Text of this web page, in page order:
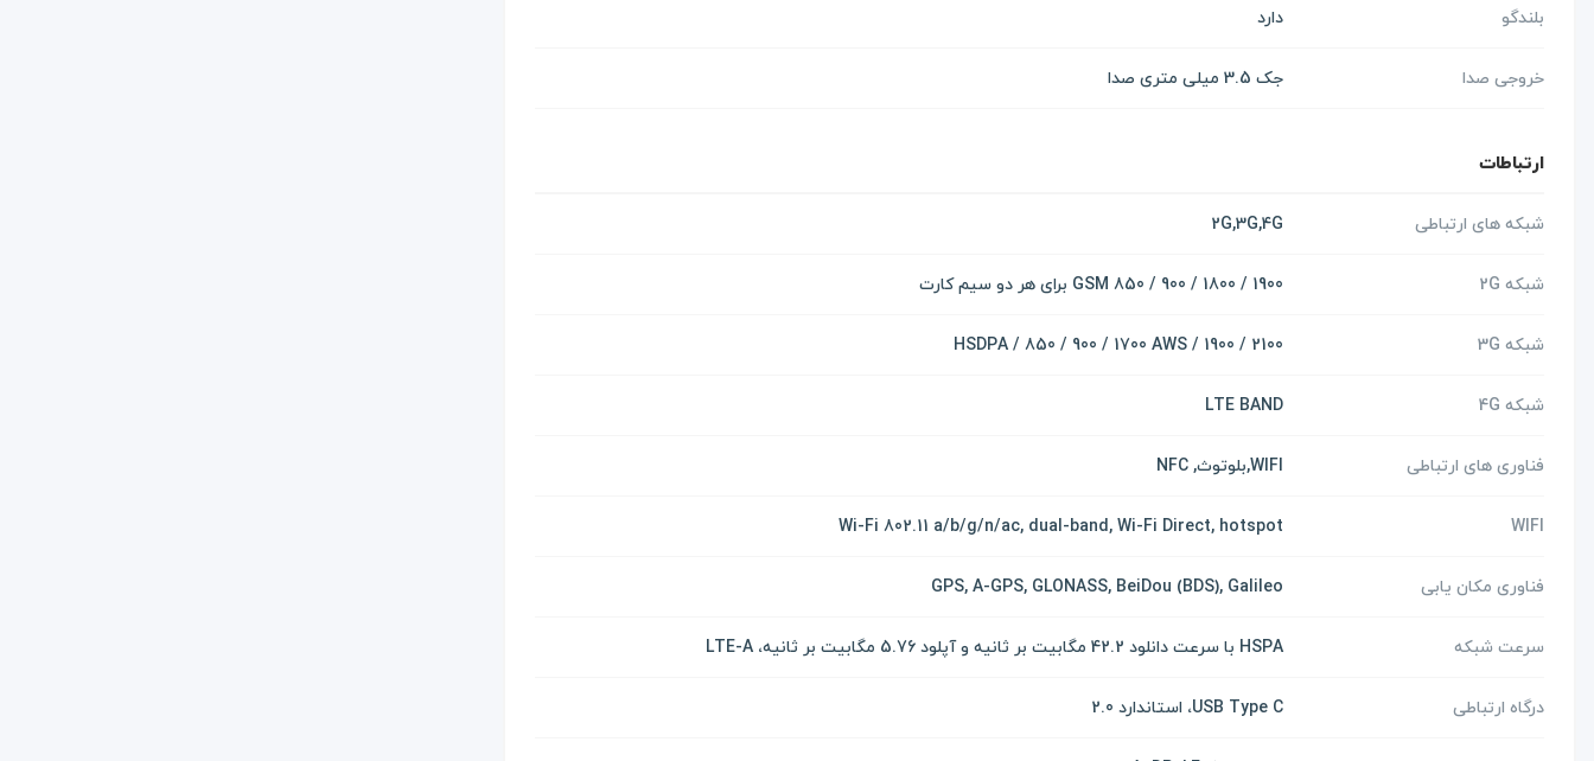
بلندگو دارد
خروجی صدا جک 3.5 میلی متری صدا
ارتباطات
شبکه های ارتباطی 2G,3G,4G
شبکه 2G GSM 850 / 900 / 1800 / 1900 برای هر دو سیم کارت
شبکه 3G HSDPA / 850 / 900 / 1700 AWS / 1900 / 2100
شبکه 4G LTE BAND
فناوری های ارتباطی WIFI,بلوتوث, NFC
WIFI
Wi-Fi 802.11 a/b/g/n/ac, dual-band, Wi-Fi Direct, hotspot
فناوری مکان یابی GPS, A-GPS, GLONASS, BeiDou (BDS), Galileo
سرعت شبکه HSPA با سرعت دانلود 42.2 مگابیت بر ثانیه و آپلود 5.76 مگابیت بر ثانیه، LTE-A
درگاه ارتباطی USB Type C، استاندارد 2.0